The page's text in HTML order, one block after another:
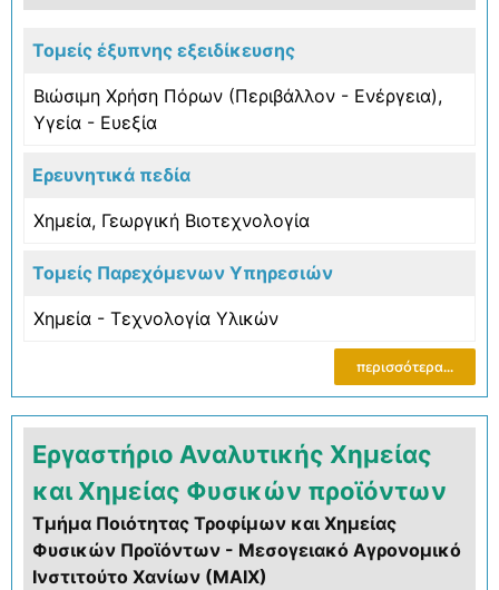
Τομείς έξυπνης εξειδίκευσης
Βιώσιμη Χρήση Πόρων (Περιβάλλον - Ενέργεια),
Υγεία - Ευεξία
Ερευνητικά πεδία
Χημεία, Γεωργική Bιοτεχνολογία
Τομείς Παρεχόμενων Υπηρεσιών
Χημεία - Τεχνολογία Υλικών
περισσότερα...
Εργαστήριο Αναλυτικής Χημείας
και Χημείας Φυσικών προϊόντων
Τμήμα Ποιότητας Τροφίμων και Χημείας
Φυσικών Προϊόντων - Μεσογειακό Αγρονομικό
Ινστιτούτο Χανίων (ΜΑΙΧ)